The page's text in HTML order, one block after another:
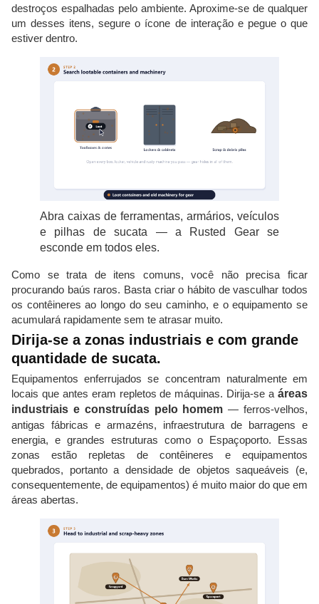
destroços espalhadas pelo ambiente. Aproxime-se de qualquer
um desses itens, segure o ícone de interação e pegue o que
estiver dentro.
Abra caixas de ferramentas, armários, veículos
e pilhas de sucata — a Rusted Gear se
esconde em todos eles.
Como se trata de itens comuns, você não precisa ficar
procurando baús raros. Basta criar o hábito de vasculhar todos
os contêineres ao longo do seu caminho, e o equipamento se
acumulará rapidamente sem te atrasar muito.
Dirija-se a zonas industriais e com grande
quantidade de sucata.
Equipamentos enferrujados se concentram naturalmente em
locais que antes eram repletos de máquinas. Dirija-se a áreas
industriais e construídas pelo homem — ferros-velhos,
antigas fábricas e armazéns, infraestrutura de barragens e
energia, e grandes estruturas como o Espaçoporto. Essas
zonas estão repletas de contêineres e equipamentos
quebrados, portanto a densidade de objetos saqueáveis ​​(e,
consequentemente, de equipamentos) é muito maior do que em
áreas abertas.